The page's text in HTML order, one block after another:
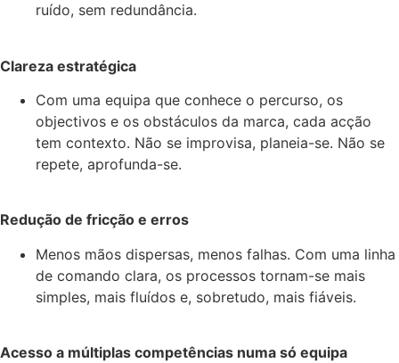
ruído, sem redundância.
Clareza estratégica
Com uma equipa que conhece o percurso, os
objectivos e os obstáculos da marca, cada acção
tem contexto. Não se improvisa, planeia-se. Não se
repete, aprofunda-se.
Redução de fricção e erros
Menos mãos dispersas, menos falhas. Com uma linha
de comando clara, os processos tornam-se mais
simples, mais fluídos e, sobretudo, mais fiáveis.
Acesso a múltiplas competências numa só equipa